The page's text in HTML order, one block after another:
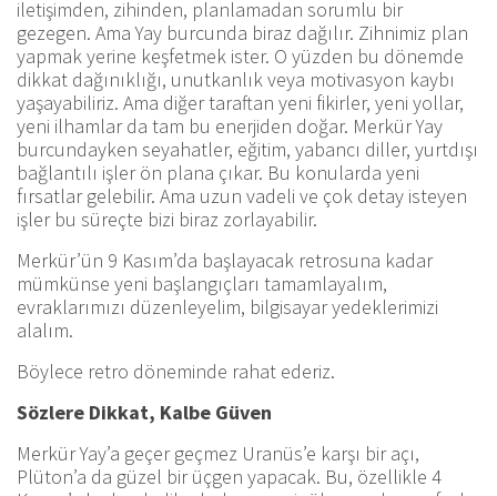
iletişimden, zihinden, planlamadan sorumlu bir
gezegen. Ama Yay burcunda biraz dağılır. Zihnimiz plan
yapmak yerine keşfetmek ister. O yüzden bu dönemde
dikkat dağınıklığı, unutkanlık veya motivasyon kaybı
yaşayabiliriz. Ama diğer taraftan yeni fikirler, yeni yollar,
yeni ilhamlar da tam bu enerjiden doğar. Merkür Yay
burcundayken seyahatler, eğitim, yabancı diller, yurtdışı
bağlantılı işler ön plana çıkar. Bu konularda yeni
fırsatlar gelebilir. Ama uzun vadeli ve çok detay isteyen
işler bu süreçte bizi biraz zorlayabilir.
Merkür’ün 9 Kasım’da başlayacak retrosuna kadar
mümkünse yeni başlangıçları tamamlayalım,
evraklarımızı düzenleyelim, bilgisayar yedeklerimizi
alalım.
Böylece retro döneminde rahat ederiz.
Sözlere Dikkat, Kalbe Güven
Merkür Yay’a geçer geçmez Uranüs’e karşı bir açı,
Plüton’a da güzel bir üçgen yapacak. Bu, özellikle 4